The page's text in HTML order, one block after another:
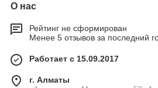
О нас
Рейтинг не сформирован
Менее 5 отзывов за последний
Работает с 15.09.2017
г. Алматы